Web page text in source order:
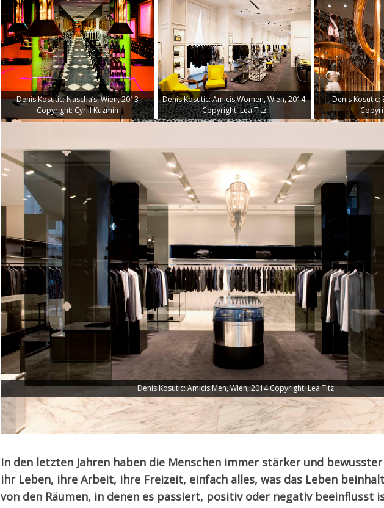
Denis Kosutic: Nascha’s, Wien, 2013
Copyright: Cyrill Kuzmin
Denis Kosutic: Amicis Women, Wien, 2014
Copyright: Lea Titz
Denis Kosutic:
Denis Kosutic: Amicis Men, Wien, 2014 Copyright: Lea Titz
Wie haben sich die Ansprüche im Shop- und Gastronomie-Design
In den letzten Jahren haben die Menschen immer stärker und
ihr Leben, ihre Arbeit, ihre Freizeit, einfach alles, was das Leben
von den Räumen, in denen es passiert, positiv oder negativ beeinflusst